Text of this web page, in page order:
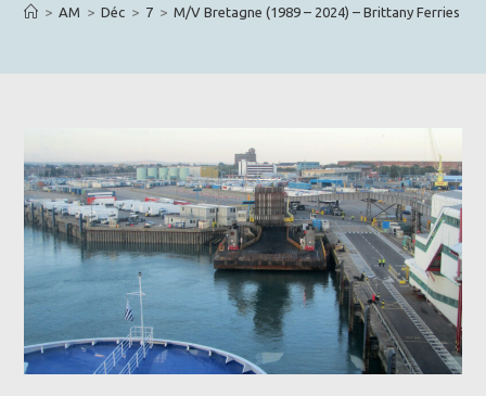
> AM > Déc > 7 > M/V Bretagne (1989 – 2024) – Brittany Ferries